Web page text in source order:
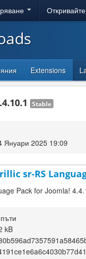
Extensions
Stable
Януари 2025 19:09
sr-RS
Pack for Joomla!
kB